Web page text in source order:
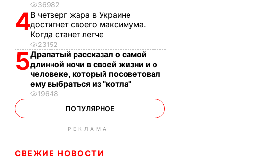
36982
4В четверг жара в Украине
достигнет своего максимума.
Когда станет легче
23152
5Драпатый рассказал о самой
длинной ночи в своей жизни и о
человеке, который посоветовал
ему выбраться из "котла"
19648
ПОПУЛЯРНОЕ
РЕКЛАМА
СВЕЖИЕ НОВОСТИ